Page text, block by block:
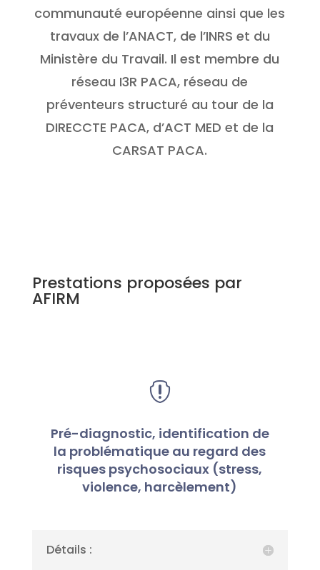
communauté européenne ainsi que les
travaux de l’ANACT, de l’INRS et du
Ministère du Travail. Il est membre du
réseau I3R PACA, réseau de
préventeurs structuré au tour de la
DIRECCTE PACA, d’ACT MED et de la
CARSAT PACA.
Prestations proposées par
AFIRM

Pré-diagnostic, identification de
la problématique au regard des
risques psychosociaux (stress,
violence, harcèlement)
Détails :